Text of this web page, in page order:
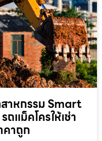
าหกรรม Smart
แม็คโครให้เช่า
คาถูก